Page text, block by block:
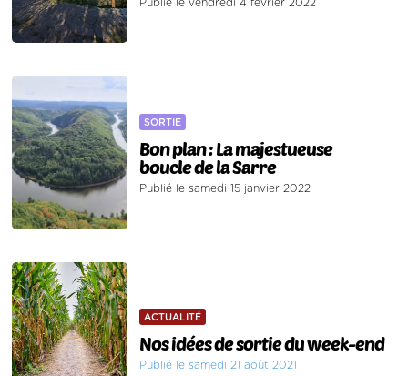
Publié le vendredi 4 février 2022
SORTIE
Bon plan : La majestueuse
boucle de la Sarre
Publié le samedi 15 janvier 2022
ACTUALITÉ
Nos idées de sortie du week-end
Publié le samedi 21 août 2021